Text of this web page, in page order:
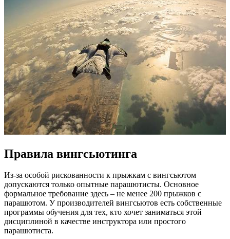
Правила вингсьютинга
Из-за особой рискованности к прыжкам с вингсьютом
допускаются только опытные парашютисты. Основное
формальное требование здесь – не менее 200 прыжков с
парашютом. У производителей вингсьютов есть собственные
программы обучения для тех, кто хочет заниматься этой
дисциплиной в качестве инструктора или простого
парашютиста.